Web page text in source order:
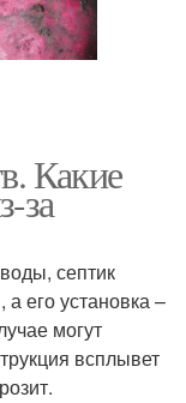
Какие
за
септик
его установка –
могут
всплывет